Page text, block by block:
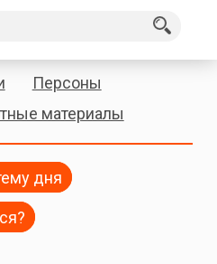
Персоны
материалы
дня